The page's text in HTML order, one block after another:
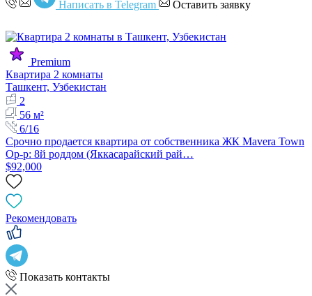
Написать в Telegram Оставить заявку
Premium
Квартира 2 комнаты
Ташкент, Узбекистан
2
56 м²
6/16
Срочно продается квартира от собственника ЖК Mavera Town
Ор-р: 8й роддом (Яккасарайский рай…
$92,000
Рекомендовать
Показать контакты